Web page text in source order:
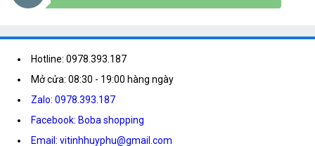
Hotline: 0978.393.187
Mở cửa: 08:30 - 19:00 hàng ngày
Zalo: 0978.393.187
Facebook: Boba shopping
Email: vitinhhuyphu@gmail.com